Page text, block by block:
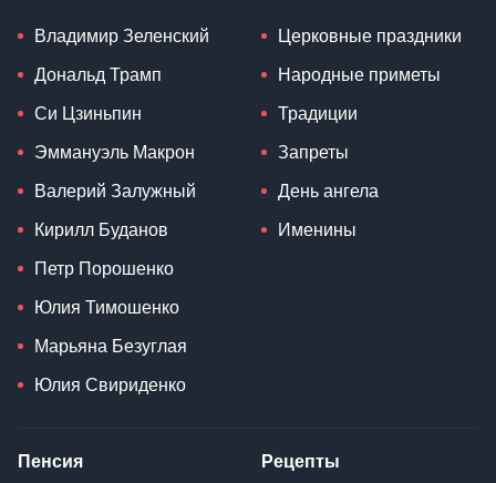
Владимир Зеленский
Дональд Трамп
Си Цзиньпин
Эммануэль Макрон
Валерий Залужный
Кирилл Буданов
Петр Порошенко
Юлия Тимошенко
Марьяна Безуглая
Юлия Свириденко
Церковные праздники
Народные приметы
Традиции
Запреты
День ангела
Именины
Пенсия Рецепты